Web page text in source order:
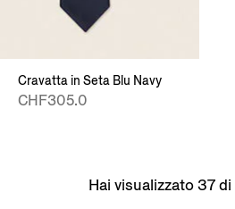
Cravatta in Seta Blu Navy
CHF305.0
Hai visualizzato 37